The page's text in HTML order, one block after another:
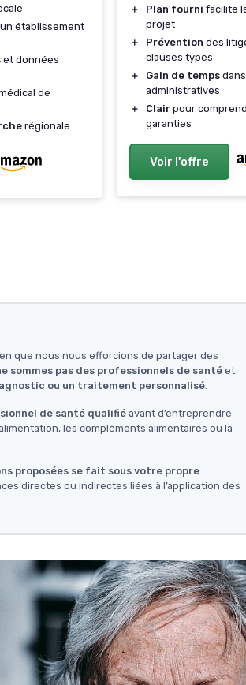
établissement
et données
de
régionale
＋
Plan fourni facilite
projet
＋
Prévention des
clauses types
＋
Gain de temps
administratives
＋
Clair pour
garanties
Voir l'offre
que nous nous efforcions de partager des
sommes pas des professionnels de santéet
ou un traitement personnalisé.
de santé qualifié avant d’entreprendre
les compléments alimentaires ou la
proposées se fait sous votre propre
directes ou indirectes liées à l’application des